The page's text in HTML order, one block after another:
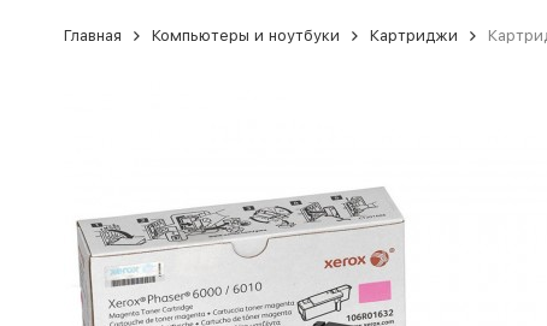
Главная Компьютеры и ноутбуки Картриджи